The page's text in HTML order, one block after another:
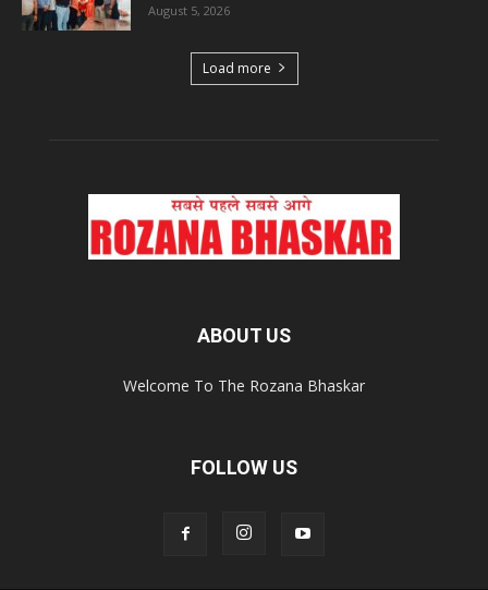
August 5, 2026
Load more
ABOUT US
Welcome To The Rozana Bhaskar
FOLLOW US